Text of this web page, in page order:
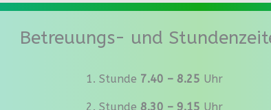
Betreuungs- und
1. Stunde 7.40 – 8.25 Uhr
2. Stunde 8.30 – 9.15 Uhr